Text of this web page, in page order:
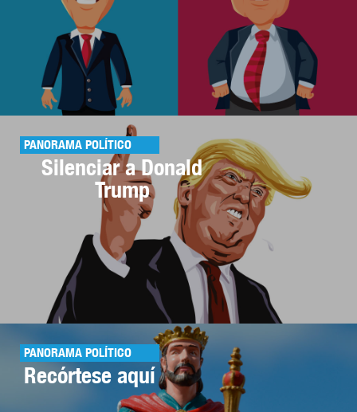
PANORAMA POLÍTICO
Silenciar a Donald
Trump
PANORAMA POLÍTICO
Recórtese aquí